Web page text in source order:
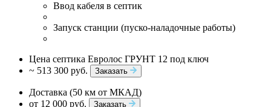
Ввод кабеля в септик
Запуск станции (пуско-наладочные работы)
Цена септика Евролос ГРУНТ 12 под ключ
~ 513 300 руб.
Заказать
Доставка (50 км от МКАД)
от 12 000 руб.
Заказать